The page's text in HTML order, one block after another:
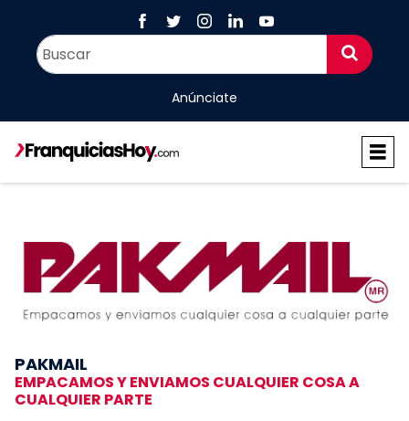
Anúnciate
PAKMAIL
EMPACAMOS Y ENVIAMOS CUALQUIER COSA A
CUALQUIER PARTE